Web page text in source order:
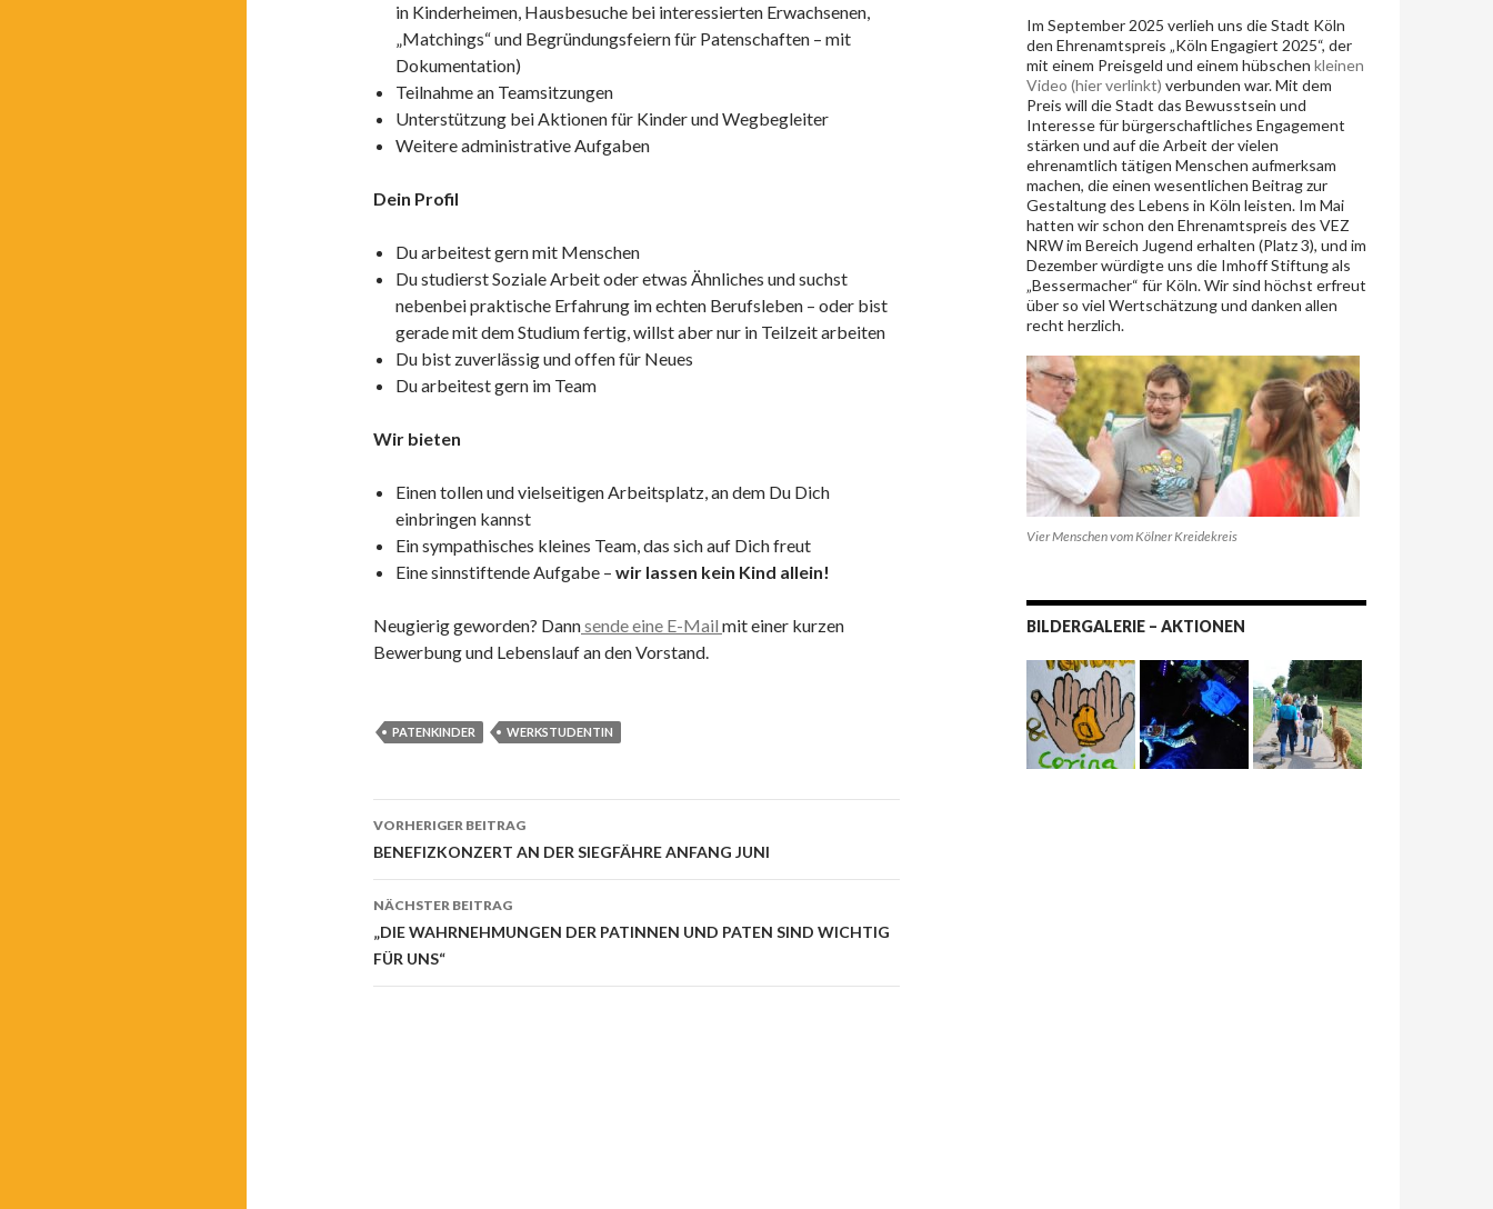
in Kinderheimen, Hausbesuche bei interessierten Erwachsenen,
„Matchings“ und Begründungsfeiern für Patenschaften – mit
Dokumentation)
Teilnahme an Teamsitzungen
Unterstützung bei Aktionen für Kinder und Wegbegleiter
Weitere administrative Aufgaben
Dein Profil
Du arbeitest gern mit Menschen
Du studierst Soziale Arbeit oder etwas Ähnliches und suchst
nebenbei praktische Erfahrung im echten Berufsleben – oder bist
gerade mit dem Studium fertig, willst aber nur in Teilzeit arbeiten
Du bist zuverlässig und offen für Neues
Du arbeitest gern im Team
Wir bieten
Einen tollen und vielseitigen Arbeitsplatz, an dem Du Dich
einbringen kannst
Ein sympathisches kleines Team, das sich auf Dich freut
Eine sinnstiftende Aufgabe – wir lassen kein Kind allein!
Neugierig geworden? Dannsende eine E-Mail mit einer kurzen
Bewerbung und Lebenslauf an den Vorstand.
PATENKINDER WERKSTUDENTIN
Beitrags-
Navigation
VORHERIGER BEITRAG
BENEFIZKONZERT AN DER SIEGFÄHRE ANFANG JUNI
NÄCHSTER BEITRAG
„DIE WAHRNEHMUNGEN DER PATINNEN UND PATEN SIND WICHTIG
FÜR UNS“
Im September 2025 verlieh uns die Stadt Köln
den Ehrenamtspreis „Köln Engagiert 2025“, der
mit einem Preisgeld und einem hübschen kleinen
Video (hier verlinkt) verbunden war. Mit dem
Preis will die Stadt das Bewusstsein und
Interesse für bürgerschaftliches Engagement
stärken und auf die Arbeit der vielen
ehrenamtlich tätigen Menschen aufmerksam
machen, die einen wesentlichen Beitrag zur
Gestaltung des Lebens in Köln leisten. Im Mai
hatten wir schon den Ehrenamtspreis des VEZ
NRW im Bereich Jugend erhalten (Platz 3), und im
Dezember würdigte uns die Imhoff Stiftung als
„Bessermacher“ für Köln. Wir sind höchst erfreut
über so viel Wertschätzung und danken allen
recht herzlich.
Vier Menschen vom Kölner Kreidekreis
BILDERGALERIE – AKTIONEN